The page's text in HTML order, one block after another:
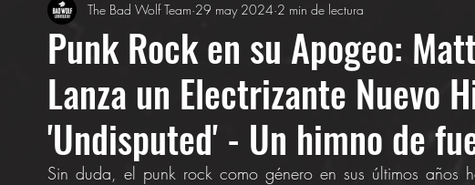
Punk Rock en su Apogeo:
Lanza un Electrizante Nuevo
'Undisputed' - Un himno de
The Bad Wolf Team 29 may 2024 2 min de lectura
Sin duda, el punk rock como género en sus últimos años